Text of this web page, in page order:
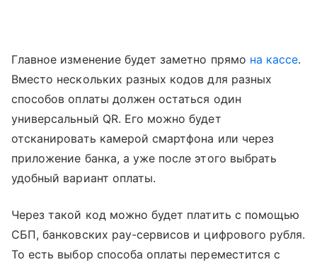
Главное изменение будет заметно прямо на кассе.
Вместо нескольких разных кодов для разных
способов оплаты должен остаться один
универсальный QR. Его можно будет
отсканировать камерой смартфона или через
приложение банка, а уже после этого выбрать
удобный вариант оплаты.
Через такой код можно будет платить с помощью
СБП, банковских pay-сервисов и цифрового рубля.
То есть выбор способа оплаты переместится с